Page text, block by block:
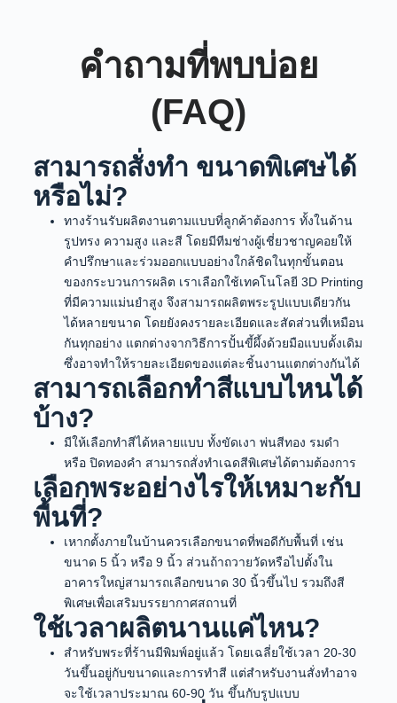
คำถามที่พบบ่อย
(FAQ)
สามารถสั่งทำ ขนาดพิเศษได้
หรือไม่?
ทางร้านรับผลิตงานตามแบบที่ลูกค้าต้องการ ทั้งในด้าน
รูปทรง ความสูง และสี โดยมีทีมช่างผู้เชี่ยวชาญคอยให้
คำปรึกษาและร่วมออกแบบอย่างใกล้ชิดในทุกขั้นตอน
ของกระบวนการผลิต เราเลือกใช้เทคโนโลยี 3D Printing
ที่มีความแม่นยำสูง จึงสามารถผลิตพระรูปแบบเดียวกัน
ได้หลายขนาด โดยยังคงรายละเอียดและสัดส่วนที่เหมือน
กันทุกอย่าง แตกต่างจากวิธีการปั้นขี้ผึ้งด้วยมือแบบดั้งเดิม
ซึ่งอาจทำให้รายละเอียดของแต่ละชิ้นงานแตกต่างกันได้
สามารถเลือกทำสีแบบไหนได้
บ้าง?
มีให้เลือกทำสีได้หลายแบบ ทั้งขัดเงา พ่นสีทอง รมดำ
หรือ ปิดทองคำ สามารถสั่งทำเฉดสีพิเศษได้ตามต้องการ
เลือกพระอย่างไรให้เหมาะกับ
พื้นที่?
เหากตั้งภายในบ้านควรเลือกขนาดที่พอดีกับพื้นที่ เช่น
ขนาด 5 นิ้ว หรือ 9 นิ้ว ส่วนถ้าถวายวัดหรือไปตั้งใน
อาคารใหญ่สามารถเลือกขนาด 30 นิ้วขึ้นไป รวมถึงสี
พิเศษเพื่อเสริมบรรยากาศสถานที่
ใช้เวลาผลิตนานแค่ไหน?
สำหรับพระที่ร้านมีพิมพ์อยู่แล้ว โดยเฉลี่ยใช้เวลา 20-30
วันขึ้นอยู่กับขนาดและการทำสี แต่สำหรับงานสั่งทำอาจ
จะใช้เวลาประมาณ 60-90 วัน ขึ้นกับรูปแบบ